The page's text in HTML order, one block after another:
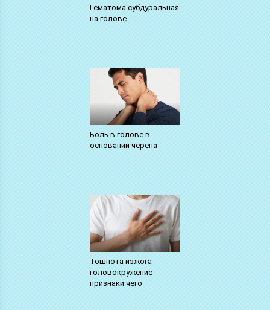
Гематома субдуральная
на голове
Боль в голове в
основании черепа
Тошнота изжога
головокружение
признаки чего